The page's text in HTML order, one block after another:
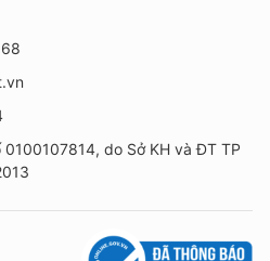
do Sở KH và ĐT TP